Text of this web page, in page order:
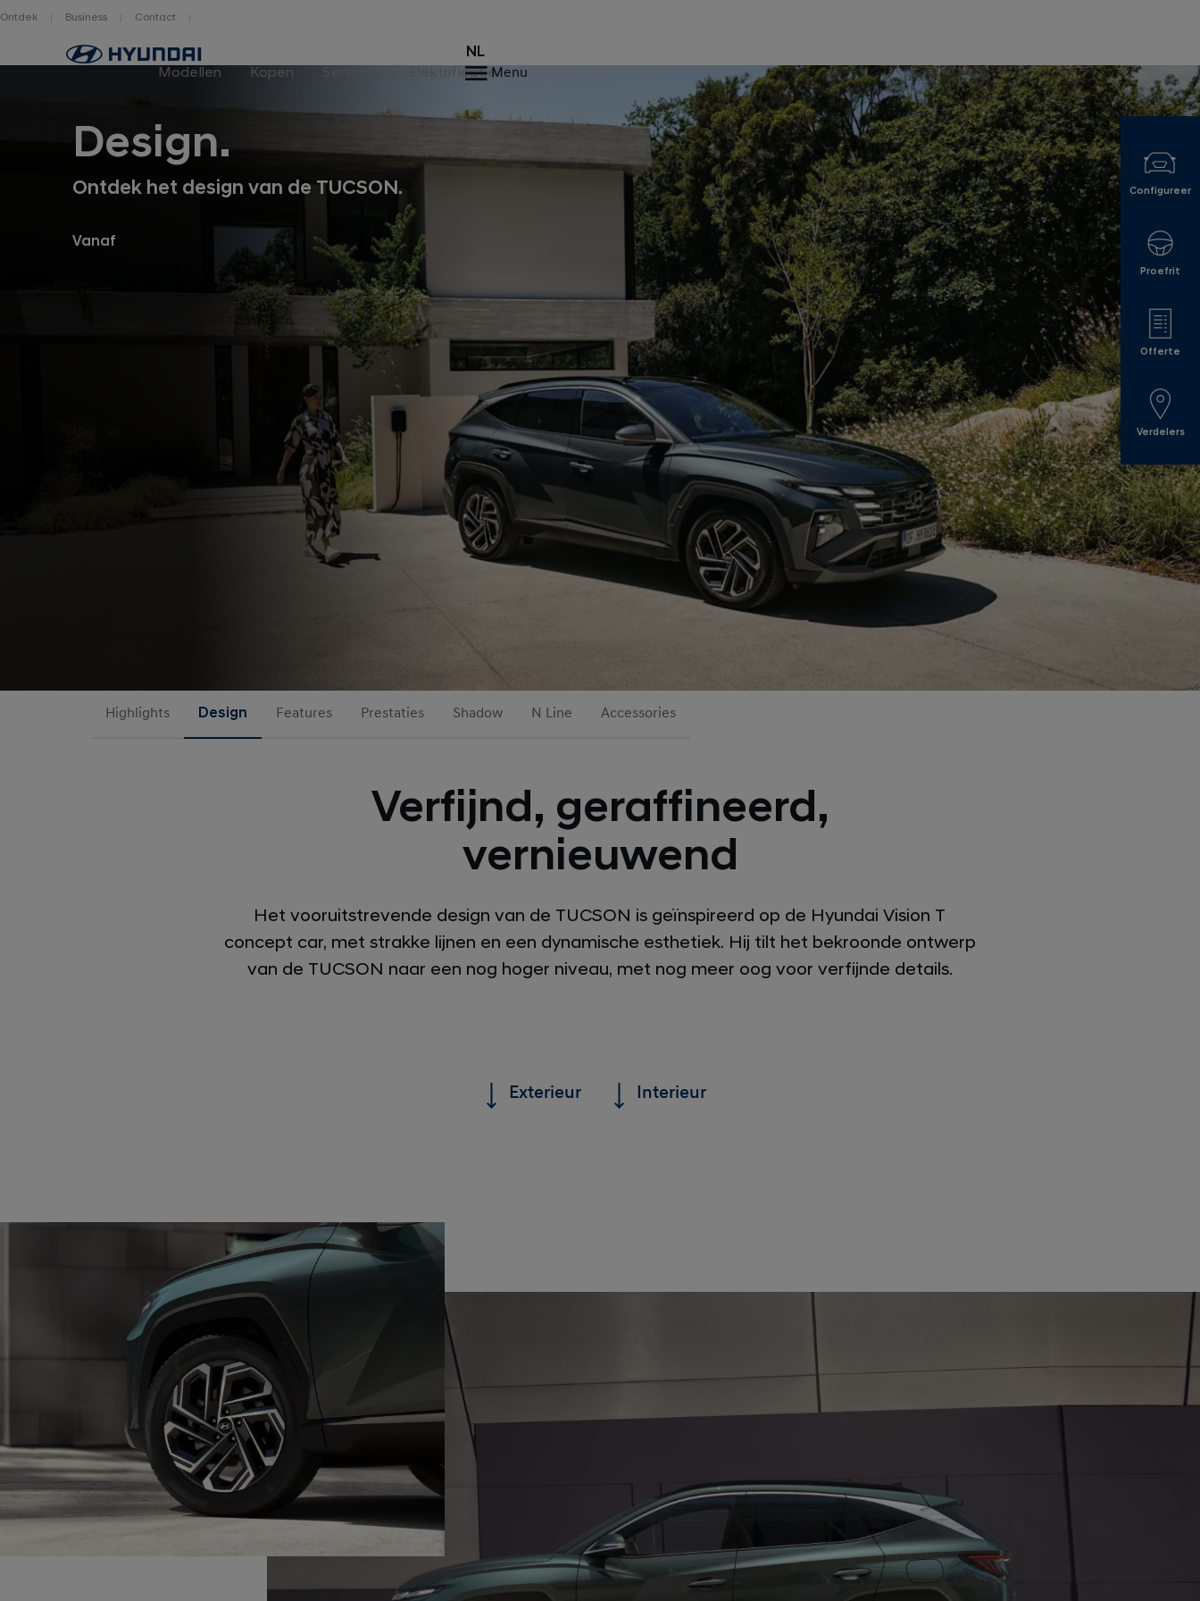
Ontdek Business Contact
Hyundai
logo
Modellen Kopen Elektrificatie
NL
Menu
Design.
Ontdek het design van de TUCSON.
Vanaf
Highlights Design Features Prestaties Shadow N Line Accessories
Verfijnd, geraffineerd,
vernieuwend
Het vooruitstrevende design van de TUCSON is geïnspireerd op de Hyundai Vision T
concept car, met strakke lijnen en een dynamische esthetiek. Hij tilt het bekroonde ontwerp
van de TUCSON naar een nog hoger niveau, met nog meer oog voor verfijnde details.
Configureer
Proefrit
Offerte
Verdelers
Exterieur Interieur